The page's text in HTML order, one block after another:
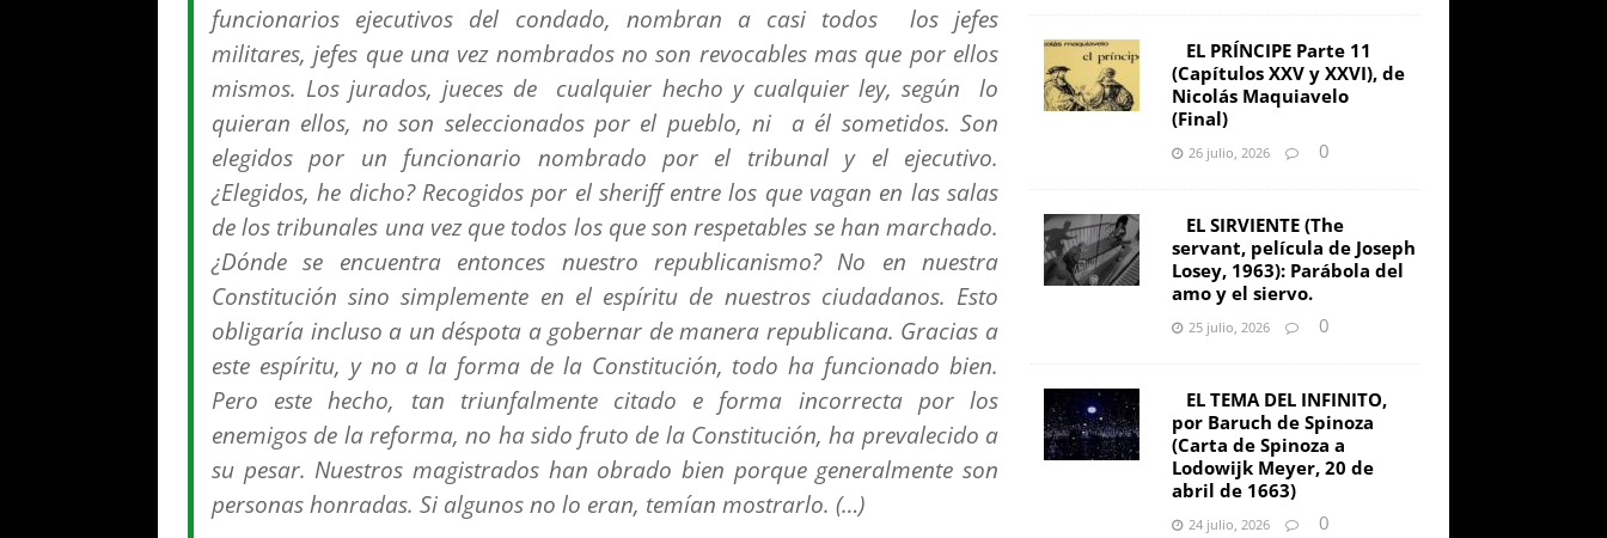
funcionarios ejecutivos del condado, nombran a casi todos los jefes
militares, jefes que una vez nombrados no son revocables mas que por ellos
mismos. Los jurados, jueces de cualquier hecho y cualquier ley, según lo
quieran ellos, no son seleccionados por el pueblo, ni a él sometidos. Son
elegidos por un funcionario nombrado por el tribunal y el ejecutivo.
¿Elegidos, he dicho? Recogidos por el sheriff entre los que vagan en las salas
de los tribunales una vez que todos los que son respetables se han marchado.
¿Dónde se encuentra entonces nuestro republicanismo? No en nuestra
Constitución sino simplemente en el espíritu de nuestros ciudadanos. Esto
obligaría incluso a un déspota a gobernar de manera republicana. Gracias a
este espíritu, y no a la forma de la Constitución, todo ha funcionado bien.
Pero este hecho, tan triunfalmente citado e forma incorrecta por los
enemigos de la reforma, no ha sido fruto de la Constitución, ha prevalecido a
su pesar. Nuestros magistrados han obrado bien porque generalmente son
personas honradas. Si algunos no lo eran, temían mostrarlo. (…)
EL PRÍNCIPE Parte 11
(Capítulos XXV y XXVI), de
Nicolás Maquiavelo
(Final)
26 julio, 2026 0
EL SIRVIENTE (The
servant, película de Joseph
Losey, 1963): Parábola del
amo y el siervo.
25 julio, 2026 0
EL TEMA DEL INFINITO,
por Baruch de Spinoza
(Carta de Spinoza a
Lodowijk Meyer, 20 de
abril de 1663)
24 julio, 2026 0